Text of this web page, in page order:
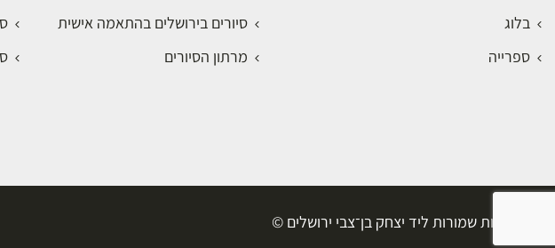
בלוג
ספרייה
סיורים בירושלים בהתאמה אישית
מרתון הסיורים
כל הזכויות שמורות ליד יצחק בן־צבי ירושלים ©